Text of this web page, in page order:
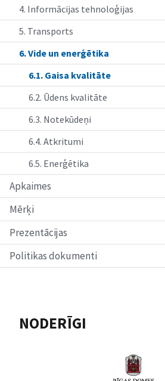
4. Informācijas tehnoloģijas
5. Transports
6. Vide un enerģētika
6.1. Gaisa kvalitāte
6.2. Ūdens kvalitāte
6.3. Notekūdeņi
6.4. Atkritumi
6.5. Enerģētika
Apkaimes
Mērķi
Prezentācijas
Politikas dokumenti
NODERĪGI